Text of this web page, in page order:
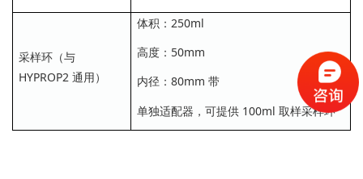
采样环（与
HYPROP2 通用）
体积：250ml
高度：50mm
内径：80mm 带
单独适配器，可提供 100ml 取样采样环